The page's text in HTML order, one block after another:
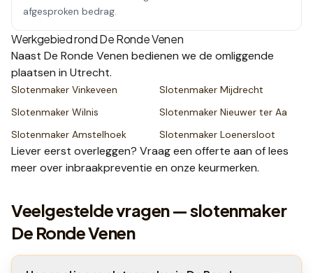
afgesproken bedrag.
Werkgebied rondDe Ronde Venen
Naast De Ronde Venen bedienen we de omliggende
plaatsen in Utrecht.
Slotenmaker Vinkeveen Slotenmaker Mijdrecht
Slotenmaker Wilnis Slotenmaker Nieuwer ter Aa
Slotenmaker Amstelhoek Slotenmaker Loenersloot
Liever eerst overleggen? Vraag een offerte aan of lees
meer overinbraakpreventie en onze keurmerken.
Veelgestelde vragen — slotenmaker
De Ronde Venen